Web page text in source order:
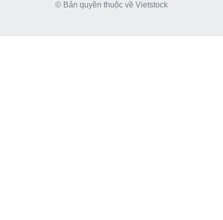
© Bản quyền thuộc về Vietstock